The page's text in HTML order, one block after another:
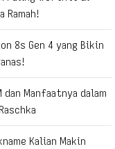
Ramah!
8s Gen 4 yang Bikin
dan Manfaatnya dalam
Kalian Makin